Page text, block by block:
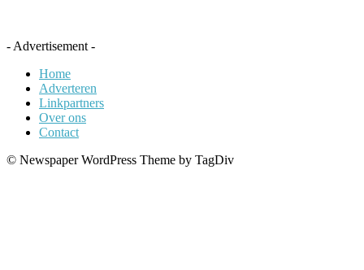
- Advertisement -
Home
Adverteren
Linkpartners
Over ons
Contact
© Newspaper WordPress Theme by TagDiv